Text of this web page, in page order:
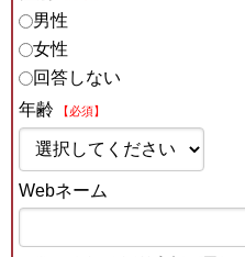
男性
女性
回答しない
年齢
【必須】
Webネーム